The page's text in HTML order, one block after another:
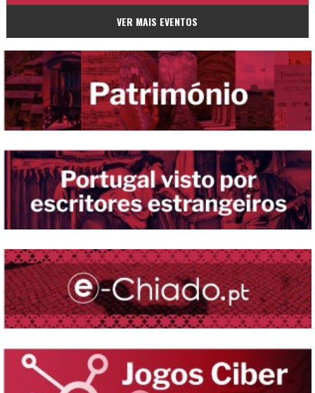
VER MAIS EVENTOS